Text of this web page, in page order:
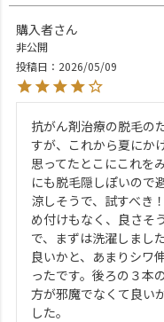
購入者
非公開
投稿日
2026/05/09
抗がん剤治療の脱毛の
すが、これから夏にか
思ってたとこにこれを
にも脱毛隠しぽいので
涼しそうで、試すべき
め付けもなく、良さそ
で、まずは洗濯しまし
良いかと、あまりシワ
ったです。後ろの３本
方が邪魔でなくて良い
した。